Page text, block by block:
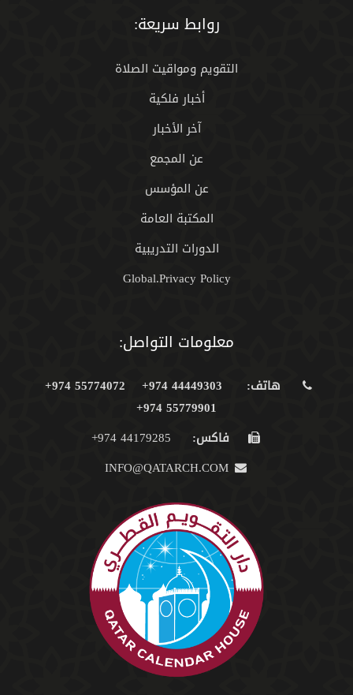
روابط سريعة:
التقويم ومواقيت الصلاة
أخبار فلكية
آخر الأخبار
عن المجمع
عن المؤسس
المكتبة العامة
الدورات التدريبية
Global.Privacy Policy
معلومات التواصل:
هاتف: 44449303 974+
55774072 974+
55779901 974+
فاكس: